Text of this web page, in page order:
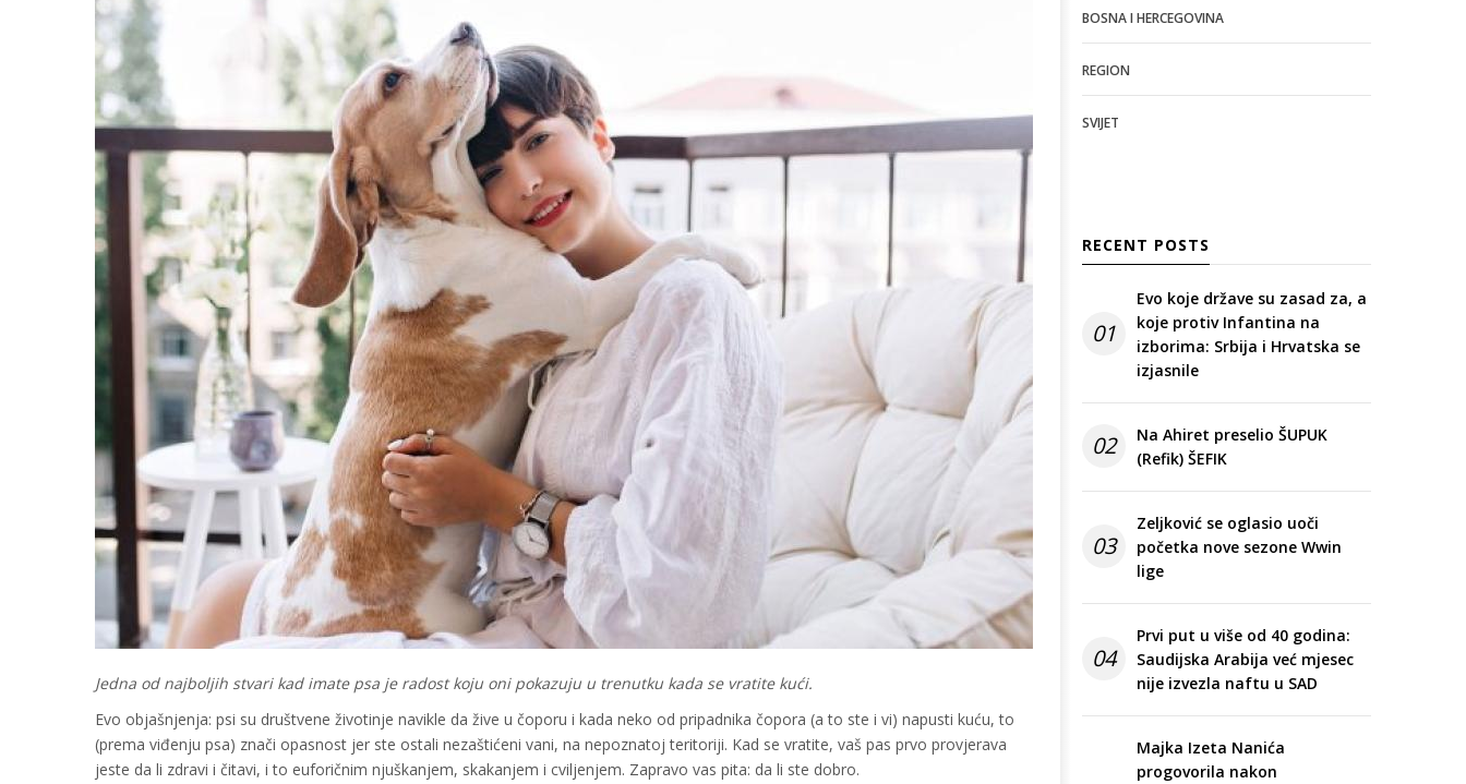
Jedna od najboljih stvari kad imate psa je radost koju oni pokazuju u trenutku kada se vratite kući.
Evo objašnjenja: psi su društvene životinje navikle da žive u čoporu i kada neko od pripadnika čopora (a to ste i vi) napusti kuću, to
(prema viđenju psa) znači opasnost jer ste ostali nezaštićeni vani, na nepoznatoj teritoriji. Kad se vratite, vaš pas prvo provjerava
jeste da li zdravi i čitavi, i to euforičnim njuškanjem, skakanjem i cviljenjem. Zapravo vas pita: da li ste dobro.
BOSNA I HERCEGOVINA
REGION
SVIJET
RECENT POSTS
01
Evo koje države su zasad za, a
koje protiv Infantina na
izborima: Srbija i Hrvatska se
izjasnile
02
Na Ahiret preselio ŠUPUK
(Refik) ŠEFIK
03
Zeljković se oglasio uoči
početka nove sezone Wwin
lige
04
Prvi put u više od 40 godina:
Saudijska Arabija već mjesec
nije izvezla naftu u SAD
Majka Izeta Nanića
progovorila nakon